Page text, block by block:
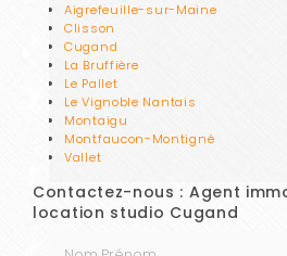
Aigrefeuille-sur-Maine
Clisson
Cugand
La Bruffière
Le Pallet
Le Vignoble Nantais
Montaigu
Montfaucon-Montigné
Vallet
Contactez-nous : Agent
location studio Cugand